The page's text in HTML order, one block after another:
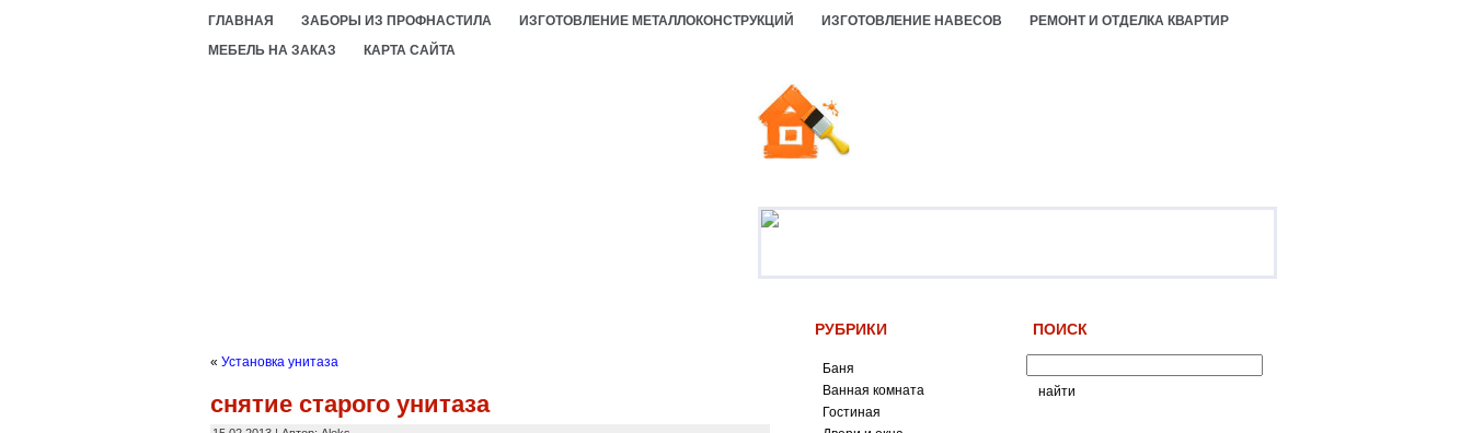
ГЛАВНАЯ ЗАБОРЫ ИЗ ПРОФНАСТИЛА ИЗГОТОВЛЕНИЕ МЕТАЛЛОКОНСТРУКЦИЙ ИЗГОТОВЛЕНИЕ НАВЕСОВ
РЕМОНТ И ОТДЕЛКА КВАРТИР
МЕБЕЛЬ НА ЗАКАЗ
КАРТА САЙТА
« Установка унитаза
снятие старого унитаза
РУБРИКИ
Баня
Ванная комната
Гостиная
ПОИСК